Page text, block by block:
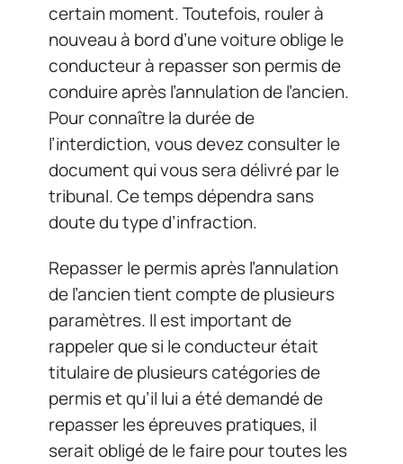
certain moment. Toutefois, rouler à
nouveau à bord d’une voiture oblige le
conducteur à repasser son permis de
conduire après l’annulation de l’ancien.
Pour connaître la durée de
l’interdiction, vous devez consulter le
document qui vous sera délivré par le
tribunal. Ce temps dépendra sans
doute du type d’infraction.
Repasser le permis après l’annulation
de l’ancien tient compte de plusieurs
paramètres. Il est important de
rappeler que si le conducteur était
titulaire de plusieurs catégories de
permis et qu’il lui a été demandé de
repasser les épreuves pratiques, il
serait obligé de le faire pour toutes les